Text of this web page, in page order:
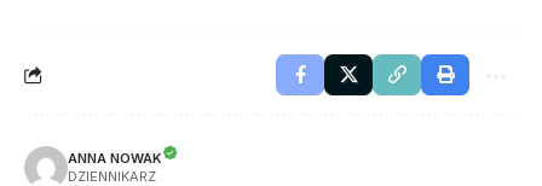
ANNA NOWAK
DZIENNIKARZ